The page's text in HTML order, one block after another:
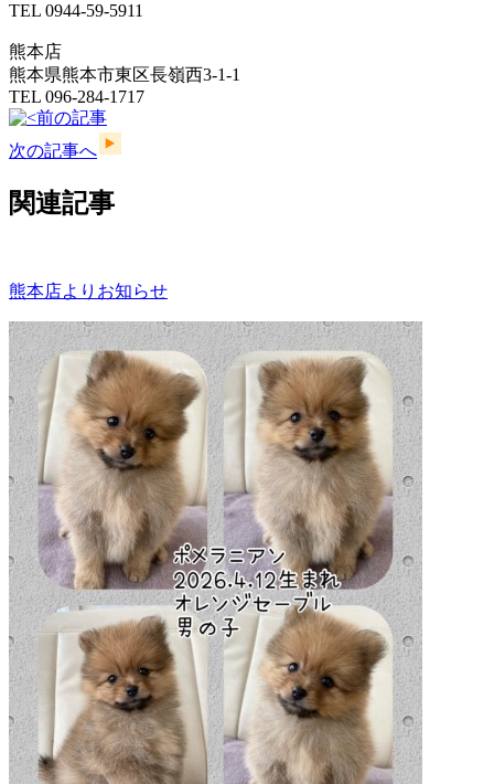
TEL 0944-59-5911
熊本店
熊本県熊本市東区長嶺西3-1-1
TEL 096-284-1717
前の記事
次の記事へ
関連記事
熊本店よりお知らせ